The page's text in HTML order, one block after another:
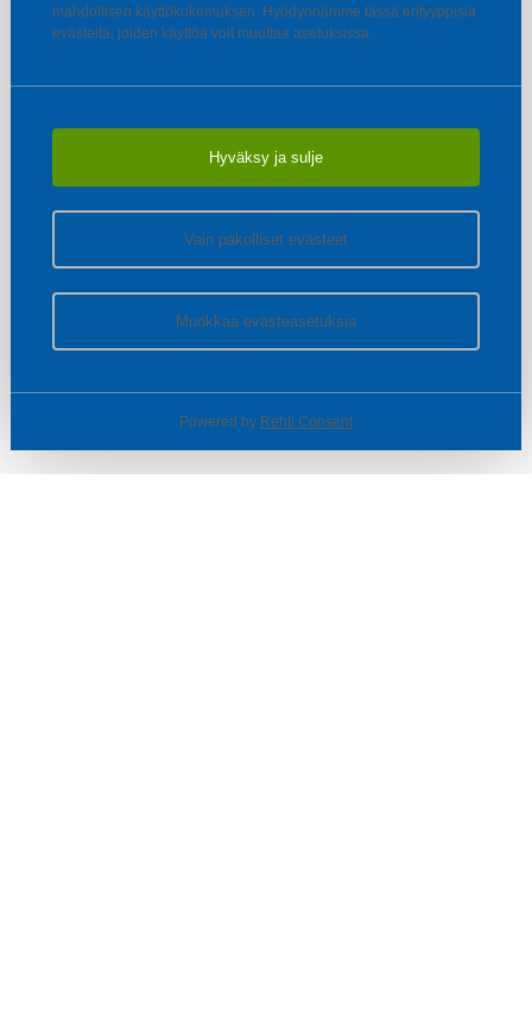
mahdollisen käyttökokemuksen. Hyödynnämme tässä erityyppisiä
evästeitä, joiden käyttöä voit muuttaa asetuksissa.
Hyväksy ja sulje
Vain pakolliset evästeet
Muokkaa evästeasetuksia
Powered by Rehti Consent